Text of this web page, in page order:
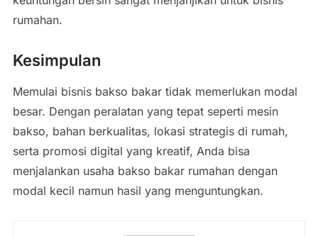
rumahan.
Kesimpulan
Memulai bisnis bakso bakar tidak memerlukan modal
besar. Dengan peralatan yang tepat seperti mesin
bakso, bahan berkualitas, lokasi strategis di rumah,
serta promosi digital yang kreatif, Anda bisa
menjalankan usaha bakso bakar rumahan dengan
modal kecil namun hasil yang menguntungkan.